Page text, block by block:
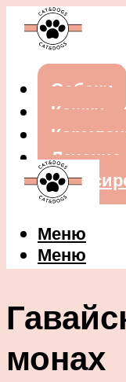
Собаки
Кошки
Лечение
Меню
Меню
монах